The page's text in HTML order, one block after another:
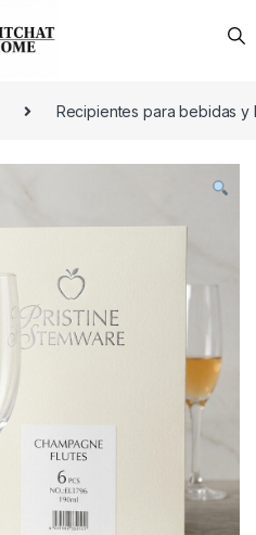
Recipientes para bebidas y